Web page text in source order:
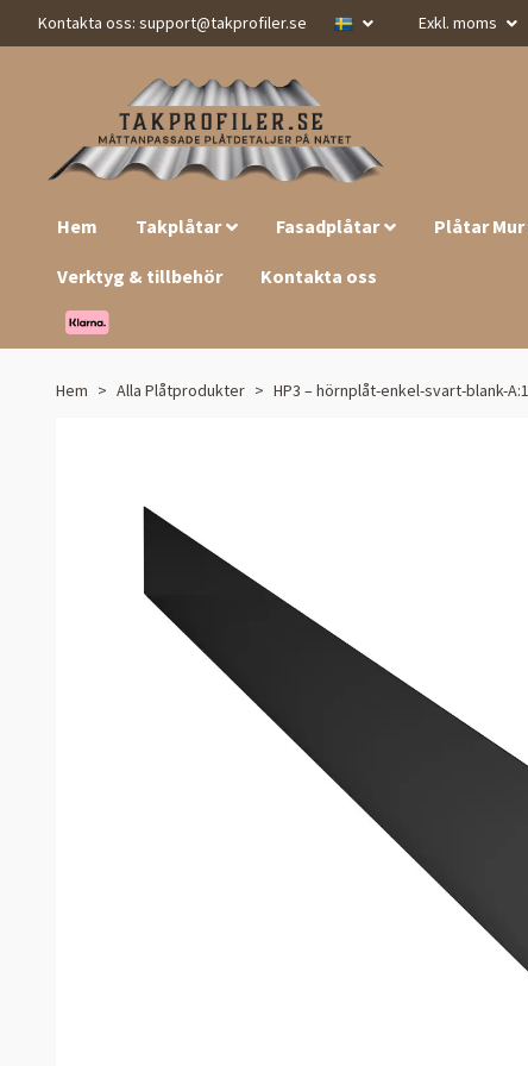
Kontakta oss: support@takprofiler.se Exkl. moms
Hem Takplåtar Fasadplåtar Plåtar
Verktyg & tillbehör Kontakta oss
Hem Alla Plåtprodukter HP3 – hörnplåt-enkel-svart-blank-